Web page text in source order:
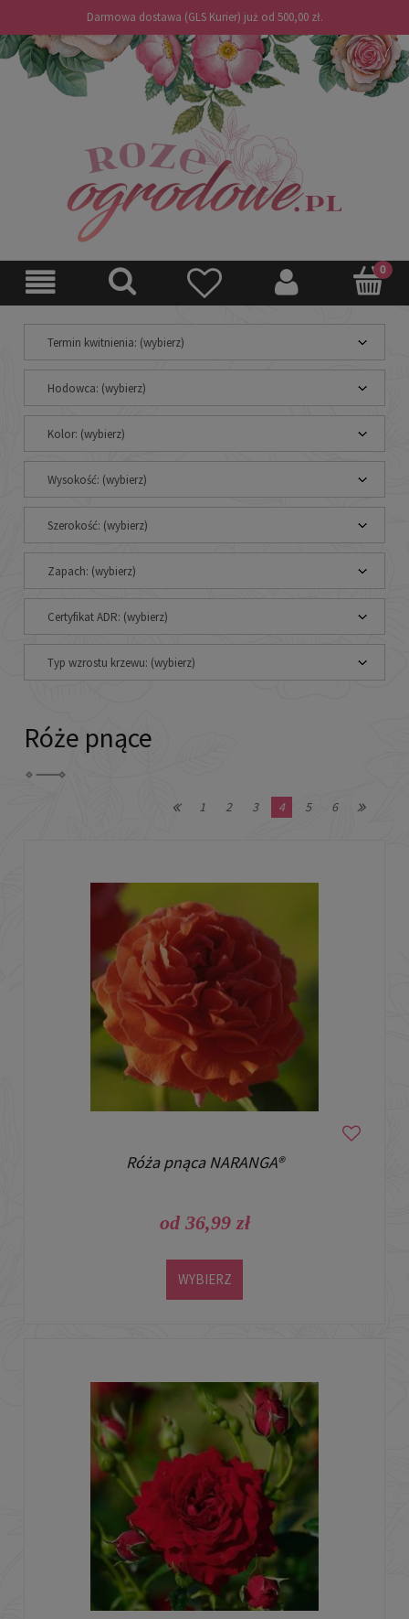
Darmowa dostawa (GLS Kurier) już od 500,00 zł.
Termin kwitnienia: (wybierz)
Hodowca: (wybierz)
Kolor: (wybierz)
Wysokość: (wybierz)
Szerokość: (wybierz)
Zapach: (wybierz)
Certyfikat ADR: (wybierz)
Typ wzrostu krzewu: (wybierz)
Róże pnące
1 2 3 4 5 6
Róża pnąca NARANGA®
od 36,99 zł
WYBIERZ